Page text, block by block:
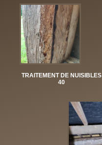
TRAITEMENT DE NUISIBLES
40